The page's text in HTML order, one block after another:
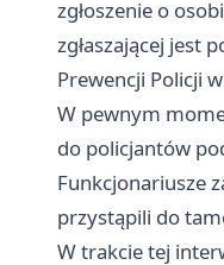
zgłoszenie o
zgłaszającej jest
Prewencji Policji
W pewnym
do policjantów
Funkcjonariusze
przystąpili do
W trakcie tej